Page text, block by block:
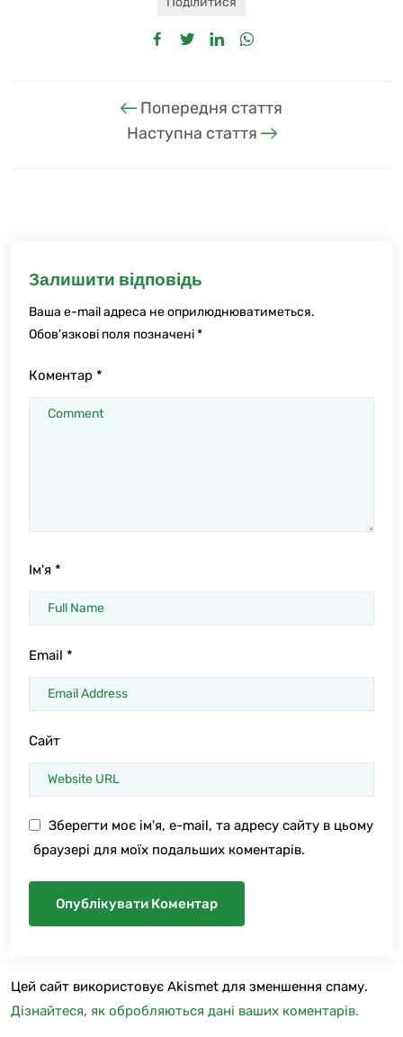
Попередня стаття
Наступна стаття
Залишити відповідь
Ваша e-mail адреса не оприлюднюватиметься.
Обов’язкові поля позначені*
Коментар *
Ім'я *
Email *
Сайт
Зберегти моє ім'я, e-mail, та адресу сайту в цьому
браузері для моїх подальших коментарів.
Цей сайт використовує Akismet для зменшення спаму.
Дізнайтеся, як обробляються дані ваших коментарів.